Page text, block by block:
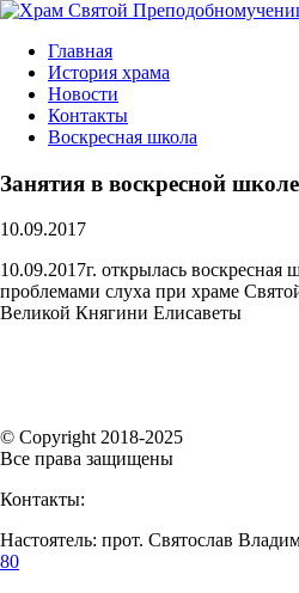
Главная
История храма
Новости
Контакты
Воскресная школа
Занятия в воскресной школе
10.09.2017
10.09.2017г. открылась воскресная
проблемами слуха при храме
Великой Княгини Елисаветы
© Copyright 2018-2025
Все права защищены
Контакты:
Настоятель: прот. Святослав
80